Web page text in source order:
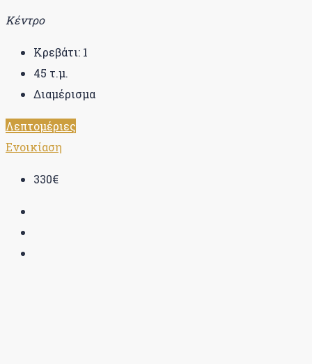
Κέντρο
Κρεβάτι: 1
45 τ.μ.
Διαμέρισμα
Λεπτομέριες
Ενοικίαση
330€